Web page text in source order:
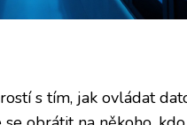
s tím, jak ovládat